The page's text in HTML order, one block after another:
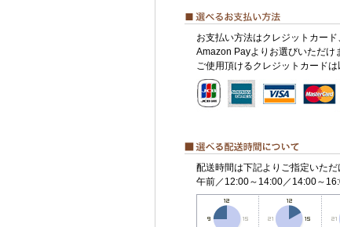
お支払い方法はクレジットカード
Amazon Payよりお選びいただけ
ご使用頂けるクレジットカードは
配送時間は下記よりご指定いただ
午前／12:00～14:00／14:00～